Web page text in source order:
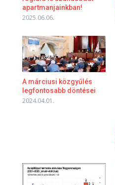
apartmanjainkban!
2025.06.06.
A márciusi közgyűlés
legfontosabb döntései
2024.04.01.